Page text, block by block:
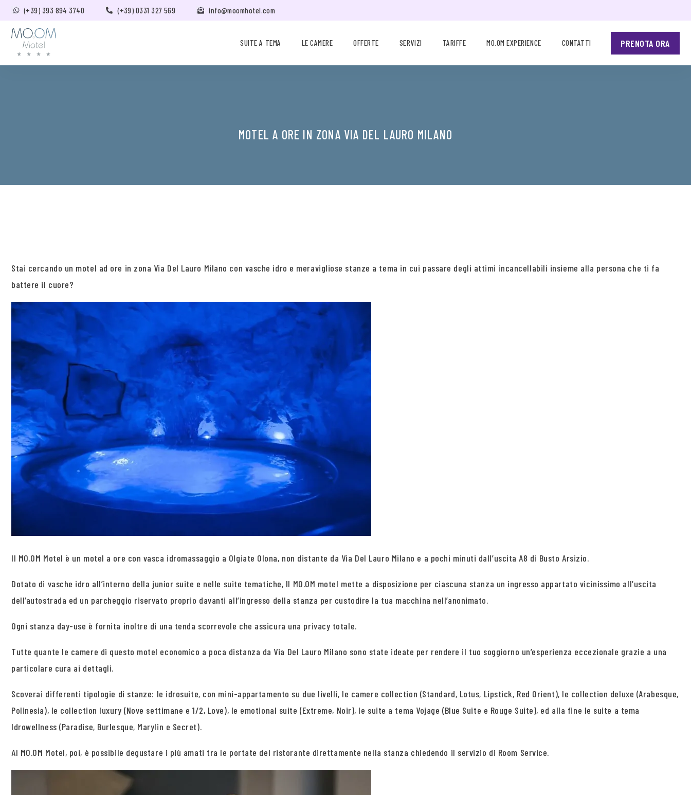
(+39) 393 894 3740 (+39) 0331 327 569 info@moomhotel.com
SUITE A TEMA LE CAMERE OFFERTE SERVIZI TARIFFE MO.OM EXPERIENCE CONTATTI PRENOTA ORA
MOTEL A ORE IN ZONA VIA DEL LAURO MILANO
Stai cercando un motel ad ore in zona Via Del Lauro Milano con vasche idro e meravigliose stanze a tema in cui passare degli attimi incancellabili insieme alla persona che ti fa
battere il cuore?
Il MO.OM Motel è un motel a ore con vasca idromassaggio a Olgiate Olona, non distante da Via Del Lauro Milano e a pochi minuti dall’uscita A8 di Busto Arsizio.
Dotato di vasche idro all’interno della junior suite e nelle suite tematiche, Il MO.OM motel mette a disposizione per ciascuna stanza un ingresso appartato vicinissimo all’uscita
dell’autostrada ed un parcheggio riservato proprio davanti all’ingresso della stanza per custodire la tua macchina nell’anonimato.
Ogni stanza day-use è fornita inoltre di una tenda scorrevole che assicura una privacy totale.
Tutte quante le camere di questo motel economico a poca distanza da Via Del Lauro Milano sono state ideate per rendere il tuo soggiorno un’esperienza eccezionale grazie a una
particolare cura ai dettagli.
Scoverai differenti tipologie di stanze: le idrosuite, con mini-appartamento su due livelli, le camere collection (Standard, Lotus, Lipstick, Red Orient), le collection deluxe (Arabesque,
Polinesia), le collection luxury (Nove settimane e 1/2, Love), le emotional suite (Extreme, Noir), le suite a tema Vojage (Blue Suite e Rouge Suite), ed alla fine le suite a tema
Idrowellness (Paradise, Burlesque, Marylin e Secret).
Al MO.OM Motel, poi, è possibile degustare i più amati tra le portate del ristorante direttamente nella stanza chiedendo il servizio di Room Service.